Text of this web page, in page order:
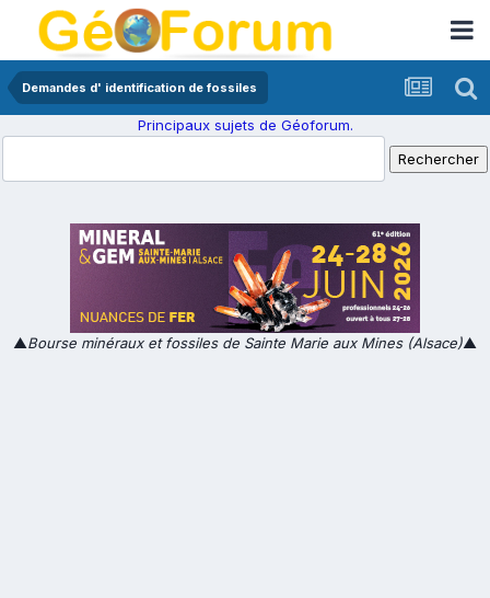
Demandes d' identification de fossiles
Principaux sujets de Géoforum.
▲Bourse minéraux et fossiles de Sainte Marie aux Mines (Alsace)▲